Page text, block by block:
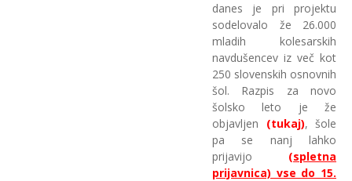
danes je pri projektu
sodelovalo že 26.000
mladih kolesarskih
navdušencev iz več kot
250 slovenskih osnovnih
šol. Razpis za novo
šolsko leto je že
objavljen (tukaj), šole
pa se nanj lahko
prijavijo (spletna
prijavnica) vse do 15.